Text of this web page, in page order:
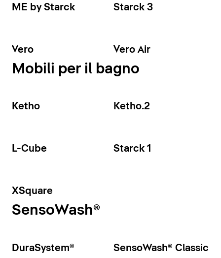
ME by Starck Starck 3
Vero Vero Air
Mobili per il bagno
Ketho Ketho.2
L-Cube Starck 1
XSquare
SensoWash®
DuraSystem® SensoWash® Classic